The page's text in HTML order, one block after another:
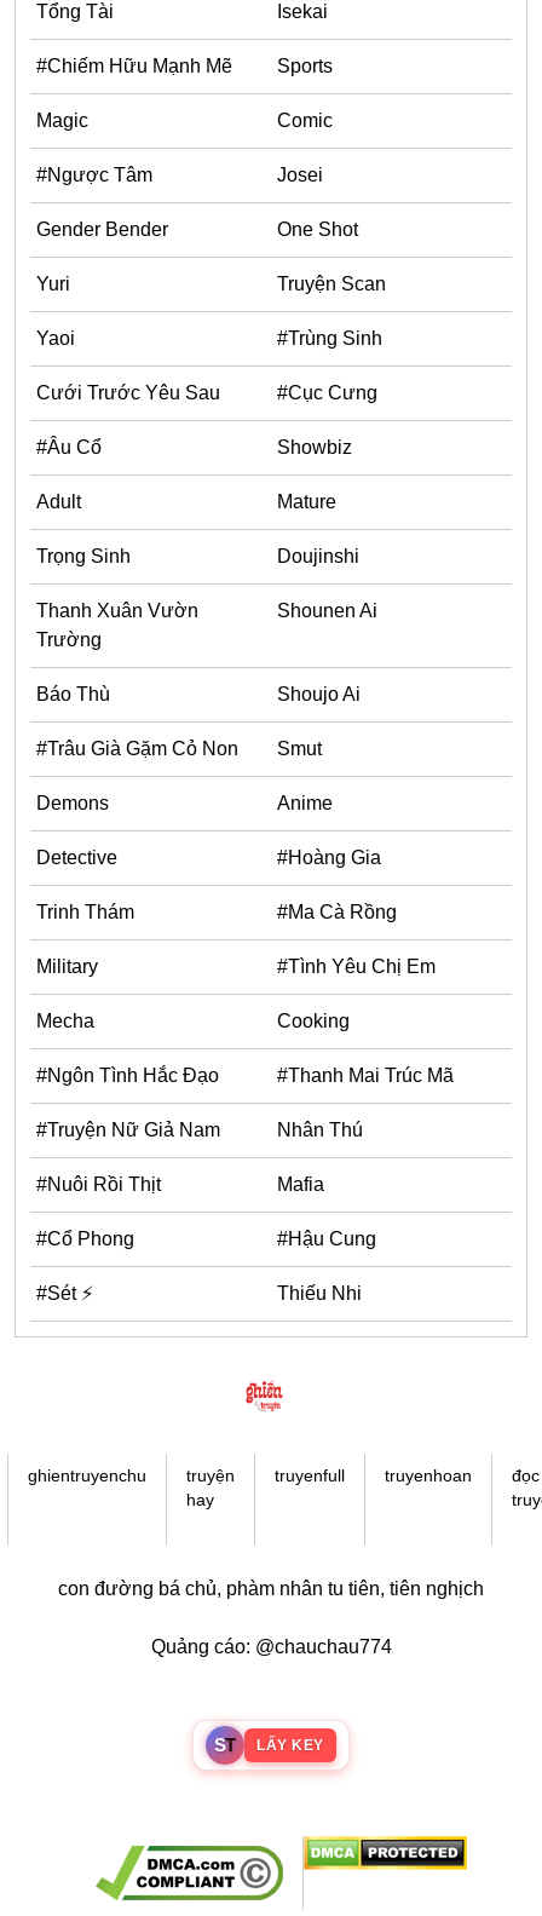
Historical
Seinen
Sci-Fi
#Sủng Ngọt
Harem
Ecchi
Huyền Huyễn
Isekai
#Chiếm Hữu Mạnh Mẽ
Magic
#Ngược Tâm
Gender Bender
One Shot
Truyện Scan
#Trùng Sinh
Cưới Trước Yêu Sau
#Âu Cổ
Adult
Mature
Trọng Sinh
#Trâu Già Gặm Cỏ Non
#Ma Cà Rồng
Tổng Tài Isekai
#Chiếm Hữu Mạnh Mẽ Sports
Magic Comic
#Ngược Tâm Josei
Gender Bender One Shot
Yuri Truyện Scan
Yaoi #Trùng Sinh
Cưới Trước Yêu Sau #Cục Cưng
#Âu Cổ Showbiz
Adult Mature
Trọng Sinh Doujinshi
Thanh Xuân Vườn
Trường
Shounen Ai
Báo Thù Shoujo Ai
#Trâu Già Gặm Cỏ Non Smut
Demons Anime
Detective #Hoàng Gia
Trinh Thám #Ma Cà Rồng
Military #Tình Yêu Chị Em
Mecha Cooking
#Ngôn Tình Hắc Đạo #Thanh Mai Trúc Mã
#Truyện Nữ Giả Nam Nhân Thú
#Nuôi Rồi Thịt Mafia
#Cổ Phong #Hậu Cung
#Sét ⚡ Thiếu Nhi
ghientruyenchu
truyện
hay
truyenfull truyenhoan
đọc
con đường bá chủ, phàm nhân tu tiên, tiên nghịch
Quảng cáo: @chauchau774
ST LẤY KEY